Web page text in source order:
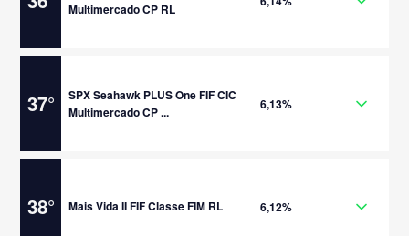
Multimercado CP RL
37°
SPX Seahawk PLUS One FIF CIC
Multimercado CP ...
6,13%
38° Mais Vida II FIF Classe FIM RL 6,12%